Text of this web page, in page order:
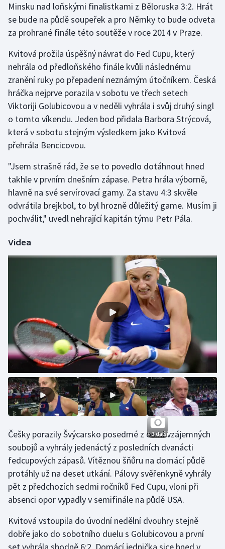
Lezení
Moderní pětiboj
Motorsport
Olympijské hry
Parasport
Plavání
Plážový volejbal
Ragby
Rychlostní kanoistika
Stolní tenis
Triatlon
Veslování
Vodní slalom
Ostatní
Minsku nad loňskými finalistkami z Běloruska 3:2. Hrát
se bude na půdě soupeřek a pro Němky to bude odveta
za prohrané finále této soutěže v roce 2014 v Praze.
Kvitová prožila úspěšný návrat do Fed Cupu, který
nehrála od předloňského finále kvůli následnému
zranění ruky po přepadení neznámým útočníkem. Česká
hráčka nejprve porazila v sobotu ve třech setech
Viktoriji Golubicovou a v neděli vyhrála i svůj druhý singl
o tomto víkendu. Jeden bod přidala Barbora Strýcová,
která v sobotu stejným výsledkem jako Kvitová
přehrála Bencicovou.
"Jsem strašně rád, že se to povedlo dotáhnout hned
takhle v prvním dnešním zápase. Petra hrála výborně,
hlavně na své servírovací gamy. Za stavu 4:3 skvěle
odvrátila brejkbol, to byl hrozně důležitý game. Musím ji
pochválit," uvedl nehrající kapitán týmu Petr Pála.
Videa
+ 3 další
Češky porazily Švýcarsko posedmé z osmi vzájemných
soubojů a vyhrály jedenáctý z posledních dvanácti
fedcupových zápasů. Vítěznou šňůru na domácí půdě
protáhly už na deset utkání. Pálovy svěřenkyně vyhrály
pět z předchozích sedmi ročníků Fed Cupu, vloni při
absenci opor vypadly v semifinále na půdě USA.
Kvitová vstoupila do úvodní nedělní dvouhry stejně
dobře jako do sobotního duelu s Golubicovou a první
set vyhrála shodně 6:2. Domácí jednička sice hned v